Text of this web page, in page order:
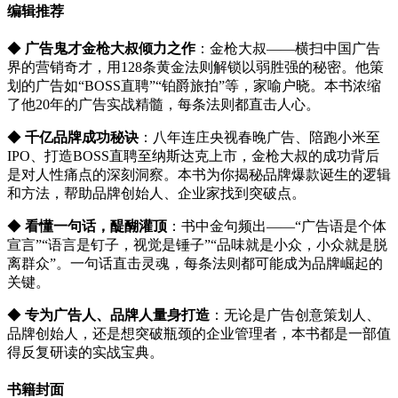
编辑推荐
◆ 广告鬼才金枪大叔倾力之作：金枪大叔——横扫中国广告
界的营销奇才，用128条黄金法则解锁以弱胜强的秘密。他策
划的广告如“BOSS直聘”“铂爵旅拍”等，家喻户晓。本书浓缩
了他20年的广告实战精髓，每条法则都直击人心。
◆ 千亿品牌成功秘诀 ：八年连庄央视春晚广告、陪跑小米至
IPO、打造BOSS直聘至纳斯达克上市，金枪大叔的成功背后
是对人性痛点的深刻洞察。本书为你揭秘品牌爆款诞生的逻辑
和方法，帮助品牌创始人、企业家找到突破点。
◆ 看懂一句话，醍醐灌顶 ：书中金句频出——“广告语是个体
宣言”“语言是钉子，视觉是锤子”“品味就是小众，小众就是脱
离群众”。一句话直击灵魂，每条法则都可能成为品牌崛起的
关键。
◆ 专为广告人、品牌人量身打造 ：无论是广告创意策划人、
品牌创始人，还是想突破瓶颈的企业管理者，本书都是一部值
得反复研读的实战宝典。
书籍封面